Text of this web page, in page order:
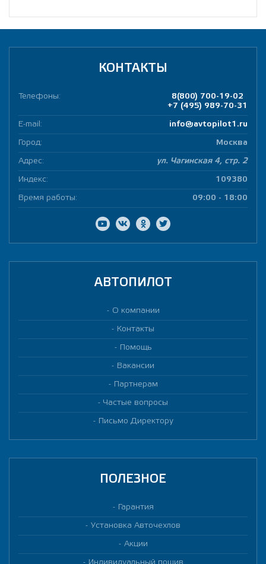
КОНТАКТЫ
Телефоны:
8(800) 700-19-02
+7 (495) 989-70-31
E-mail: info@avtopilot1.ru
Город: Москва
Адрес: ул. Чагинская 4, стр. 2
Индекс: 109380
Время работы: 09:00 - 18:00
АВТОПИЛОТ
О компании
Контакты
Помощь
Вакансии
Партнерам
Частые вопросы
Письмо Директору
ПОЛЕЗНОЕ
Гарантия
Установка Авточехлов
Акции